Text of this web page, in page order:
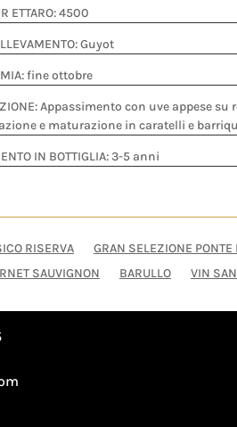
ETTARO: 4500
Guyot
fine ottobre
Appassimento con uve appese su
e maturazione in caratelli e
IN BOTTIGLIA: 3-5 anni
RISERVA GRAN SELEZIONE PONTE
SAUVIGNON BARULLO VIN